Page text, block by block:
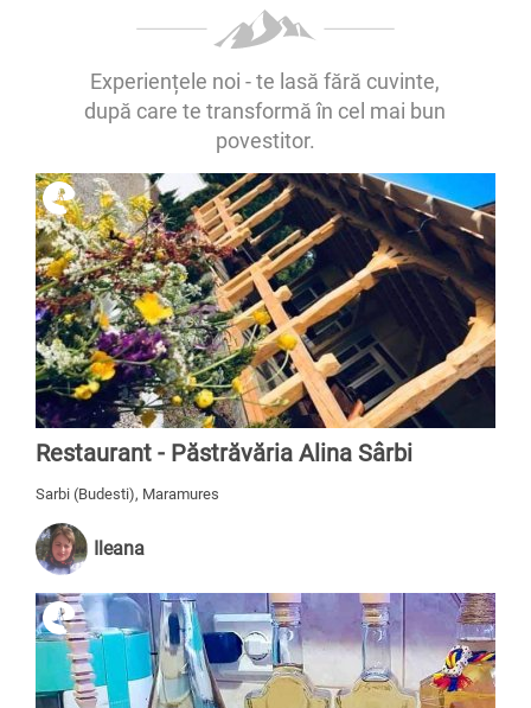
Experiențele noi - te lasă fără cuvinte,
după care te transformă în cel mai bun
povestitor.
Restaurant - Păstrăvăria Alina Sârbi
Sarbi (Budesti), Maramures
Ileana